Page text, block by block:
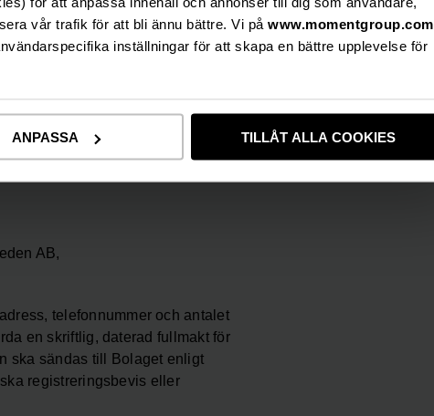
vår trafik för att bli ännu bättre. Vi på www.momentgroup.com
inställningar för att skapa en bättre upplevelse för
ANPASSA TILLÅT ALLA COOKIES
eller via post.
AB,
telefonnummer och antalet
en skriftlig, daterad fullmakt för
ska sändas till Bolaget enligt
registreringsbevis eller